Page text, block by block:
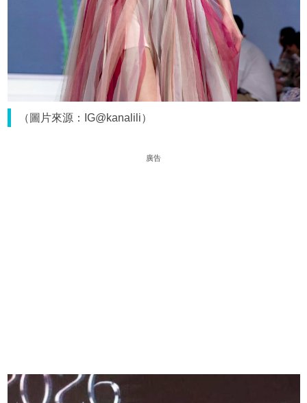
（圖片來源：IG@kanalili）
廣告